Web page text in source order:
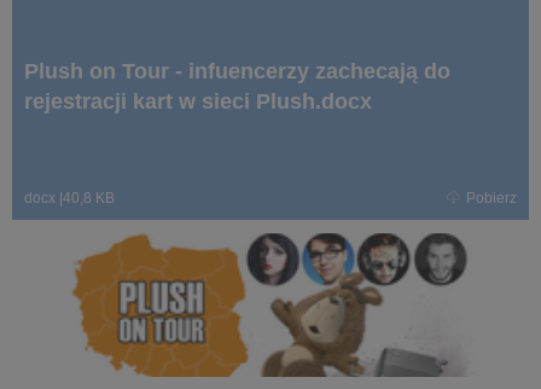
Plush on Tour - infuencerzy zachecają do
rejestracji kart w sieci Plush.docx
docx 40,8 KB Pobierz